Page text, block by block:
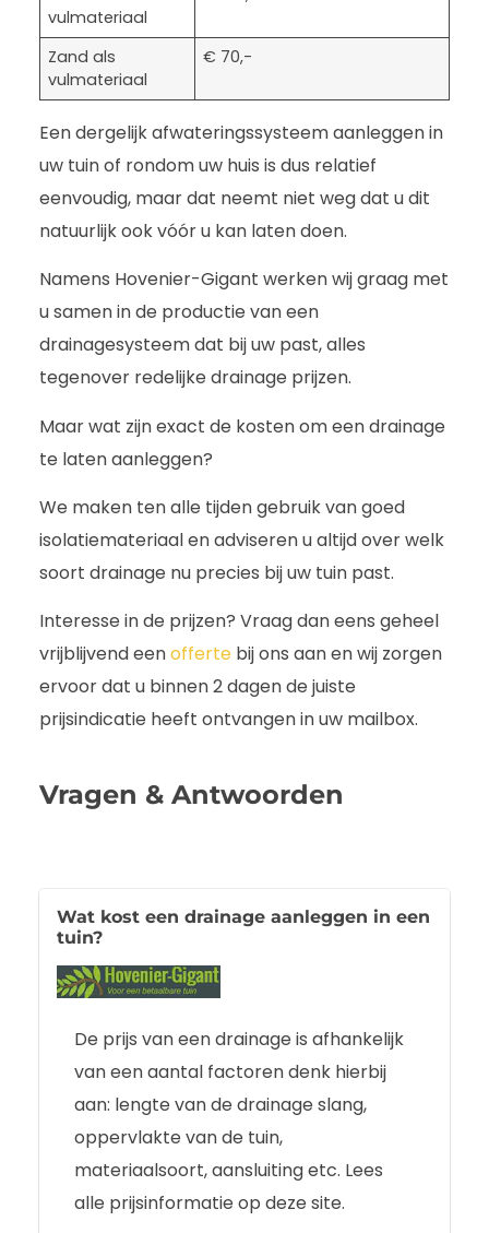
vulmateriaal
Zand als
vulmateriaal
€ 70,-
Een dergelijk afwateringssysteem aanleggen in
uw tuin of rondom uw huis is dus relatief
eenvoudig, maar dat neemt niet weg dat u dit
natuurlijk ook vóór u kan laten doen.
Namens Hovenier-Gigant werken wij graag met
u samen in de productie van een
drainagesysteem dat bij uw past, alles
tegenover redelijke drainage prijzen.
Maar wat zijn exact de kosten om een drainage
te laten aanleggen?
We maken ten alle tijden gebruik van goed
isolatiemateriaal en adviseren u altijd over welk
soort drainage nu precies bij uw tuin past.
Interesse in de prijzen? Vraag dan eens geheel
vrijblijvend eenofferte bij ons aan en wij zorgen
ervoor dat u binnen 2 dagen de juiste
prijsindicatie heeft ontvangen in uw mailbox.
Vragen & Antwoorden
Wat kost een drainage aanleggen in een
tuin?
De prijs van een drainage is afhankelijk
van een aantal factoren denk hierbij
aan: lengte van de drainage slang,
oppervlakte van de tuin,
materiaalsoort, aansluiting etc. Lees
alle prijsinformatie op deze site.